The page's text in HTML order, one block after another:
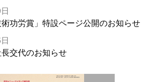
術功労賞」特設ページ公開のお知らせ
交代のお知らせ